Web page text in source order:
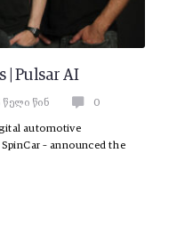
| Pulsar AI
წელი წინ 0
automotive
– announced the